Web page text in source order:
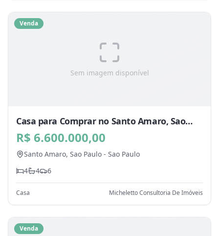
Sem imagem disponível
Venda
Casa para Comprar no Santo Amaro, Sao
Paulo - SP
R$ 6.600.000,00
Santo Amaro, Sao Paulo - Sao Paulo
4
4 6
Casa Micheletto Consultoria De Imóveis
Venda